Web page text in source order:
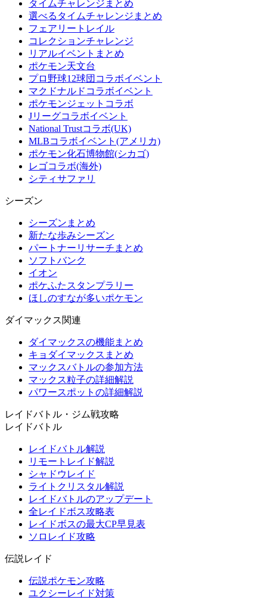
タイムチャレンジまとめ
選べるタイムチャレンジまとめ
フェアリートレイル
コレクションチャレンジ
リアルイベントまとめ
ポケモン天文台
プロ野球12球団コラボイベント
マクドナルドコラボイベント
ポケモンジェットコラボ
Jリーグコラボイベント
National Trustコラボ(UK)
MLBコラボイベント(アメリカ)
ポケモン化石博物館(シカゴ)
レゴコラボ(海外)
シティサファリ
シーズン
シーズンまとめ
新たな歩みシーズン
パートナーリサーチまとめ
ソフトバンク
イオン
ポケふたスタンプラリー
ほしのすなが多いポケモン
ダイマックス関連
ダイマックスの機能まとめ
キョダイマックスまとめ
マックスバトルの参加方法
マックス粒子の詳細解説
パワースポットの詳細解説
レイドバトル・ジム戦攻略
レイドバトル
レイドバトル解説
リモートレイド解説
シャドウレイド
ライトクリスタル解説
レイドバトルのアップデート
全レイドボス攻略表
レイドボスの最大CP早見表
ソロレイド攻略
伝説レイド
伝説ポケモン攻略
ユクシーレイド対策